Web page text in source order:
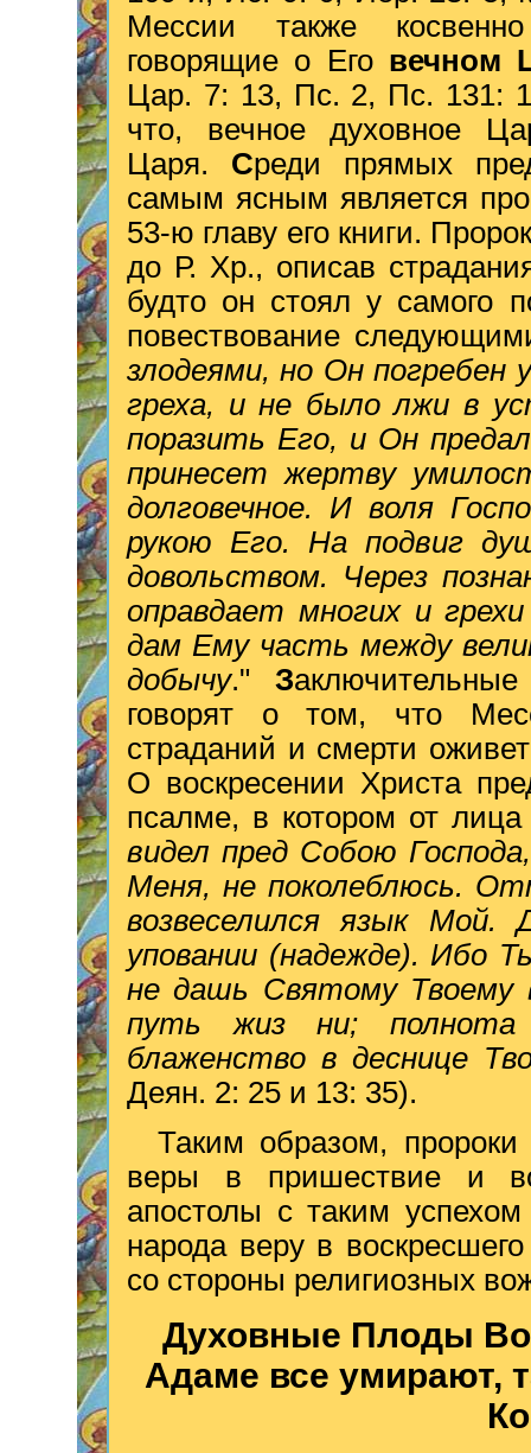
Мессии также косвенно
говорящие о Его вечном
Цар. 7: 13, Пс. 2, Пс. 131:
что, вечное духовное
Царя. Среди прямых
самым ясным является
53-ю главу его книги.
до Р. Хр., описав
будто он стоял у самого
повествование
злодеями, но Он погребен
греха, и не было лжи в
поразить Его, и Он
принесет жертву
долговечное. И воля
рукою Его. На подвиг
довольством. Через
оправдает многих и
дам Ему часть между
добычу." З
говорят о том, что
страданий и смерти
О воскресении Христа
псалме, в котором от
видел пред Собою
Меня, не поколеблюсь.
возвеселился язык
уповании (надежде). Ибо
не дашь Святому
путь жиз ни; полнота
блаженство в деснице
Деян. 2: 25 и 13: 35).
Таким образом,
веры в пришествие и
апостолы с таким успехом
народа веру в
со стороны религиозных
Духовные Плоды
Адаме все умирают,